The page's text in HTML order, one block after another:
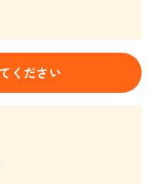
ください